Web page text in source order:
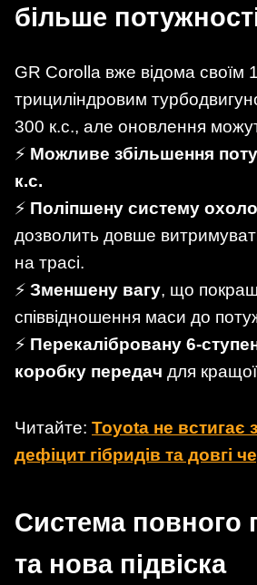
більше
GR Corolla вже відома своїм
трициліндровим
300 к.с., але оновлення
⚡ Можливе збільшення
к.с.
⚡ Поліпшену систему
дозволить довше
на трасі.
⚡ Зменшену вагу, що
співвідношення маси до
⚡ Перекалібровану 6-
коробку передач для
Читайте: Toyota не встигає
дефіцит гібридів та довгі
Система повного
та нова підвіска